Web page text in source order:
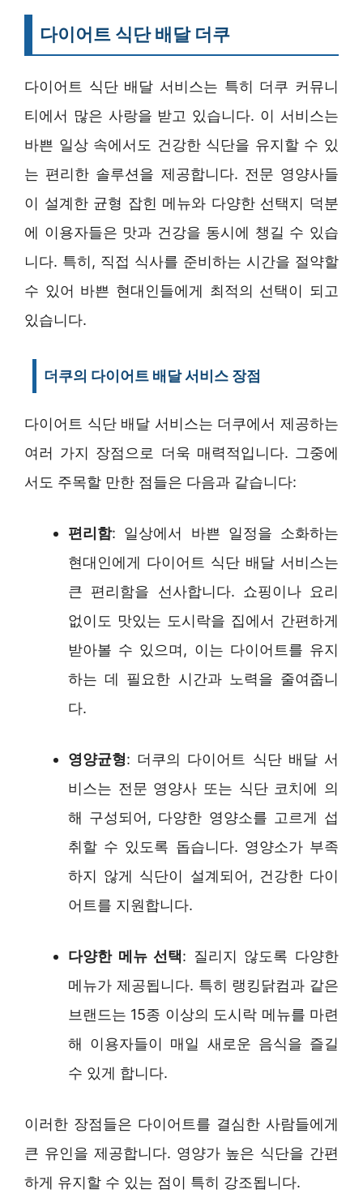
다이어트 식단 배달 더쿠
다이어트 식단 배달 서비스는 특히 더쿠 커뮤니
티에서 많은 사랑을 받고 있습니다. 이 서비스는
바쁜 일상 속에서도 건강한 식단을 유지할 수 있
는 편리한 솔루션을 제공합니다. 전문 영양사들
이 설계한 균형 잡힌 메뉴와 다양한 선택지 덕분
에 이용자들은 맛과 건강을 동시에 챙길 수 있습
니다. 특히, 직접 식사를 준비하는 시간을 절약할
수 있어 바쁜 현대인들에게 최적의 선택이 되고
있습니다.
더쿠의 다이어트 배달 서비스 장점
다이어트 식단 배달 서비스는 더쿠에서 제공하는
여러 가지 장점으로 더욱 매력적입니다. 그중에
서도 주목할 만한 점들은 다음과 같습니다:
편리함: 일상에서 바쁜 일정을 소화하는
현대인에게 다이어트 식단 배달 서비스는
큰 편리함을 선사합니다. 쇼핑이나 요리
없이도 맛있는 도시락을 집에서 간편하게
받아볼 수 있으며, 이는 다이어트를 유지
하는 데 필요한 시간과 노력을 줄여줍니
다.
영양균형: 더쿠의 다이어트 식단 배달 서
비스는 전문 영양사 또는 식단 코치에 의
해 구성되어, 다양한 영양소를 고르게 섭
취할 수 있도록 돕습니다. 영양소가 부족
하지 않게 식단이 설계되어, 건강한 다이
어트를 지원합니다.
다양한 메뉴 선택: 질리지 않도록 다양한
메뉴가 제공됩니다. 특히 랭킹닭컴과 같은
브랜드는 15종 이상의 도시락 메뉴를 마련
해 이용자들이 매일 새로운 음식을 즐길
수 있게 합니다.
이러한 장점들은 다이어트를 결심한 사람들에게
큰 유인을 제공합니다. 영양가 높은 식단을 간편
하게 유지할 수 있는 점이 특히 강조됩니다.